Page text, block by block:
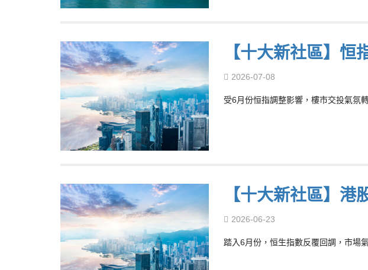
【十大新社區】
2026-07-08
受6月份恒指調整影響，樓市交投氣氛
【十大新社區】
2026-06-23
踏入6月份，恒生指數反覆回調，市場